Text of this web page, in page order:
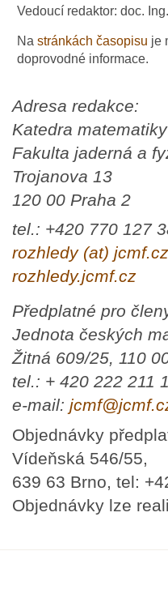
Vedoucí redaktor: doc.
Nastránkách časopisu je
doprovodné informace.
Adresa redakce:
Katedra matematiky
Fakulta jaderná a
Trojanova 13
120 00 Praha 2
tel.: +420 770 127
rozhledy (at) jcmf.cz
rozhledy.jcmf.cz
Předplatné pro
Jednota českých
Žitná 609/25, 110
tel.: + 420 222 211
e-mail:
Objednávky
Vídeňská 546/55,
639 63 Brno, tel:
Objednávky lze